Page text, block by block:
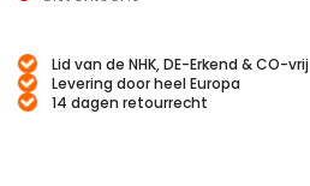
Lid van de NHK, DE-Erkend & CO-vrij
Levering door heel Europa
14 dagen retourrecht